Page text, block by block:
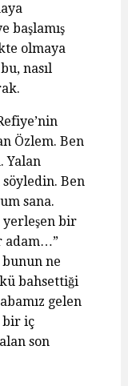
başlamış
olmaya
nasıl
Özlem. Ben
Yalan
Ben
sana.
yerleşen bir
adam…”
ne
bahsettiği
gelen
bir iç
son